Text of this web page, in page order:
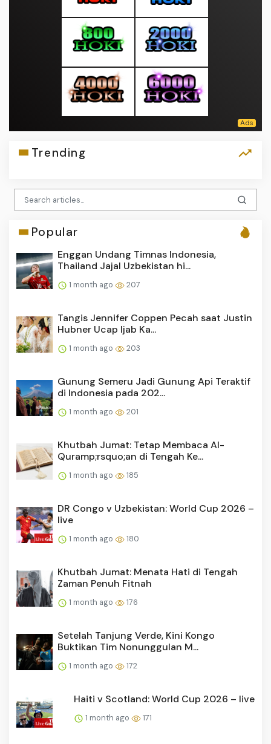
Trending
Popular
Enggan Undang Timnas Indonesia,
Thailand Jajal Uzbekistan hi...
1 month ago 207
Tangis Jennifer Coppen Pecah saat Justin
Hubner Ucap Ijab Ka...
1 month ago 203
Gunung Semeru Jadi Gunung Api Teraktif
di Indonesia pada 202...
1 month ago 201
Khutbah Jumat: Tetap Membaca Al-
Quramp;rsquo;an di Tengah Ke...
1 month ago 185
DR Congo v Uzbekistan: World Cup 2026 –
live
1 month ago 180
Khutbah Jumat: Menata Hati di Tengah
Zaman Penuh Fitnah
1 month ago 176
Setelah Tanjung Verde, Kini Kongo
Buktikan Tim Nonunggulan M...
1 month ago 172
Haiti v Scotland: World Cup 2026 – live
1 month ago 171